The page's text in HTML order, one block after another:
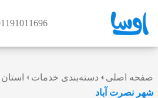
صفحه اصلی دسته‌بندی خدمات
شهر نصرت آباد